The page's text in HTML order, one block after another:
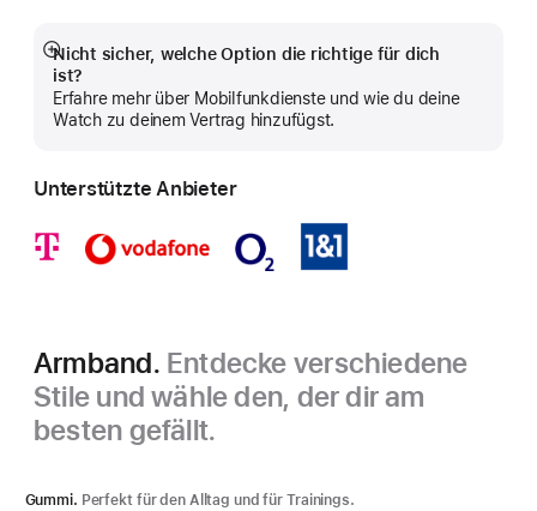
Nicht sicher, welche Option die richtige für dich
ist?
Erfahre mehr über Mobilfunkdienste und wie du deine
Watch zu deinem Vertrag hinzufügst.
Mehr
anzeigen
Unterstützte Anbieter
Armband. Entdecke verschiedene
Stile und wähle den, der dir am
besten gefällt.
Gummi. Perfekt für den Alltag und für Trainings.